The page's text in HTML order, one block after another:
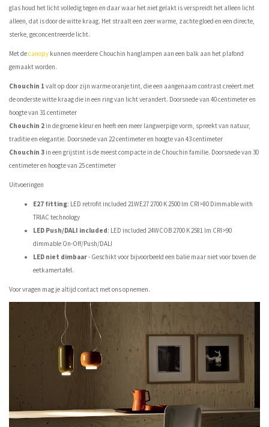
glas houd het licht volledig tegen en daar waar het niet gelakt is verspreidt het alleen licht
alleen, dat is door de witte kraag. Het straalt een zeer warme, zachte gloed en een directe,
sterke, geconcentreerde licht.
Met decanopy kunnen meerdere Chouchin hanglampen aan een balk aan het plafond
gemaakt worden.
Chouchin 1 valt op door zijn warme oranje tint, die een aangenaam contrast creëert met
de onderste witte kraag die in een ring van licht verandert. Doorsnede van 40 centimeter en
hoogte van 31 centimeter
Chouchin 2 in de groene kleur en heeft een meer langwerpige vorm, spreekt van natuur,
traditie en elegantie. Doorsnede van 22 centimeter en hoogte van 43 centimeter
Chouchin 3 in een grijstint is de meest compacte in de Chouchin familie. Doorsnede van 30
centimeter en hoogte van 25 centimeter
Uitvoeringen
E27 fitting: LED retrofit included 21WE27 2700 K 2500 lm CRI>80 Dimmable with
TRIAC technology
LED Push/DALI included: LED included 24WCOB 2700 K 2581 lm CRI>90
dimmable On-Off/Push/DALI
LED niet dimbaar- Geschikt voor bijvoorbeeld een balie maar niet voor boven de
eetkamertafel.
Voor vragen mag je altijd contact met ons opnemen.